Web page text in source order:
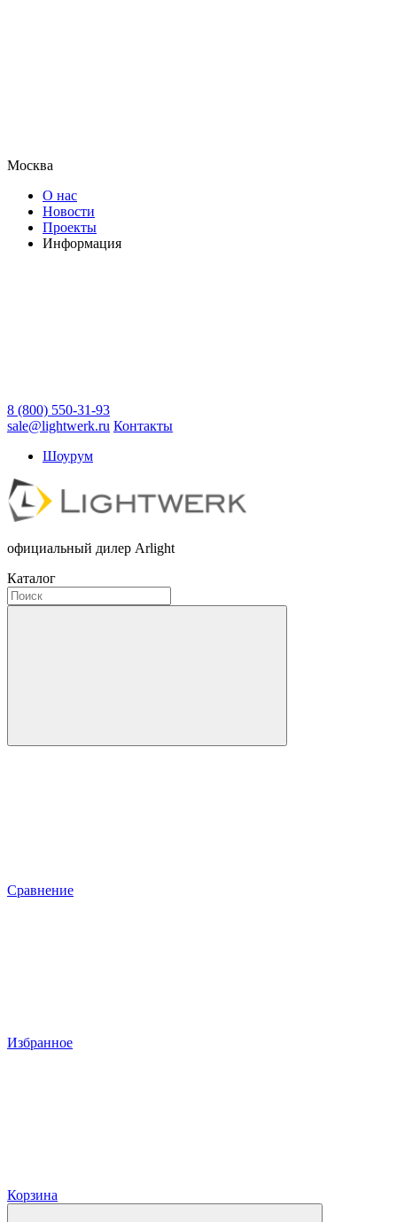
Москва
О нас
Новости
Проекты
Информация
8 (800) 550-31-93
sale@lightwerk.ru Контакты
Шоурум
официальный дилер Arlight
Каталог
Сравнение
Избранное
Корзина